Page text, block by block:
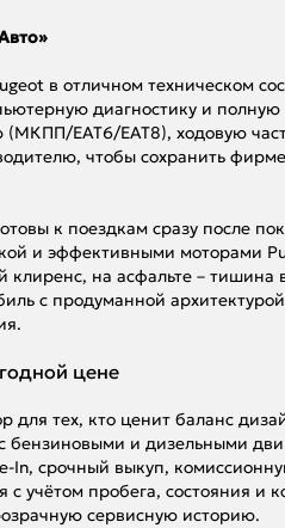
в отличном техническом
диагностику и
EAT6/EAT8), ходовую
чтобы сохранить
к поездкам сразу после
и эффективными моторами
на асфальте – тишина
с продуманной
цене
для тех, кто ценит баланс
бензиновыми и дизельными
In, срочный выкуп,
учётом пробега, состояния и
сервисную историю.